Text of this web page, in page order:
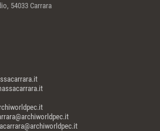
54033 Carrara